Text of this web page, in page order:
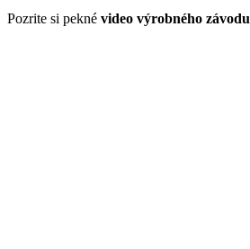
Pozrite si pekné video výrobného závodu